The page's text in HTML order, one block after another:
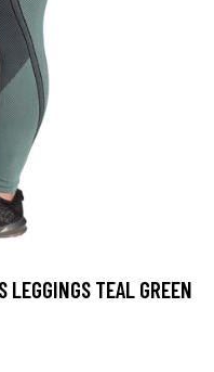
LEGGINGS TEAL GREEN